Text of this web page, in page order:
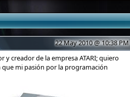
22 May 2010 @ 10:38 PM
y creador de la empresa ATARI; quiero
mi pasión por la programación